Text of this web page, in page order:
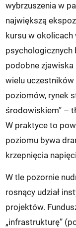
wybrzuszenia w
największą
kursu w
psychologicznych
podobne zjawiska
wielu
poziomów, rynek
środowiskiem” –
W praktyce to
poziomu bywa
krzepnięcia
W tle pozornie
rosnący udział
projektów.
„infrastrukturę”